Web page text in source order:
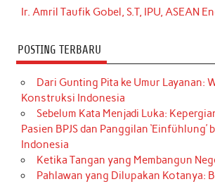
Ir. Amril Taufik Gobel, S.T, IPU, ASEAN
POSTING TERBARU
Dari Gunting Pita ke Umur Layanan:
Konstruksi Indonesia
Sebelum Kata Menjadi Luka:
Pasien BPJS dan Panggilan ‘Einfühlung’
Indonesia
Ketika Tangan yang Membangun
Pahlawan yang Dilupakan Kotanya: